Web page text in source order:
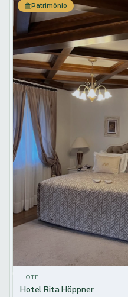
Patrimônio
HOTEL
Hotel Rita Höppner